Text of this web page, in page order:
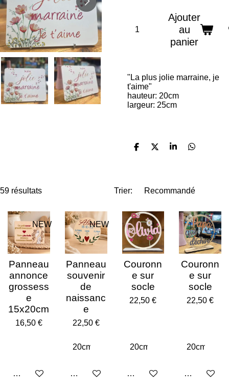
Ajouter
au
panier
"La plus jolie marraine, je
t'aime"
hauteur: 20cm
largeur: 25cm
P
P
g
P
g
P
g
59 résultats Trier:
NEW
Panneau
annonce
grossess
e
15x20cm
16,50 €
Ajouter au panier
NEW
Panneau
souvenir
de
naissanc
e
22,50 €
Voir les détails
Couronn
e sur
socle
22,50 €
Voir les détails
Couronn
e sur
socle
22,50 €
Ajouter au